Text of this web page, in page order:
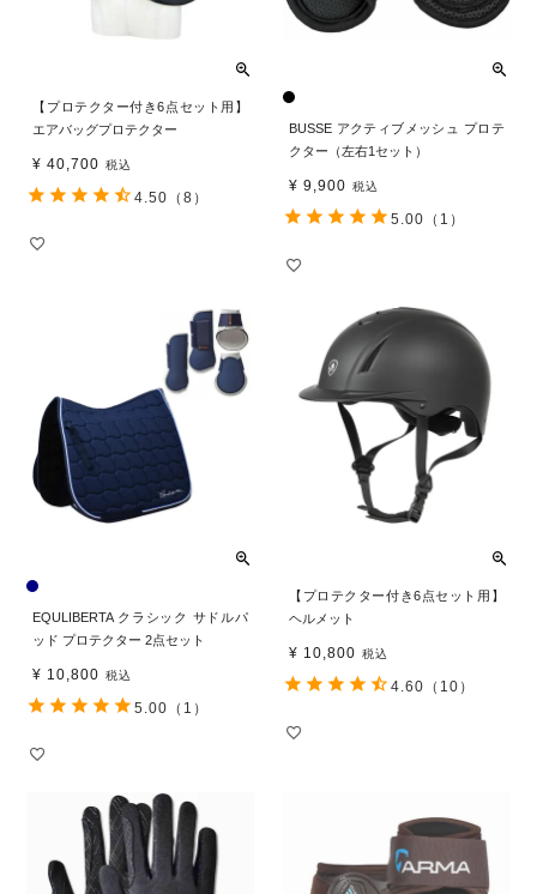
【プロテクター付き6点セット用】
エアバッグプロテクター
¥ 40,700 税込
4.50 （8）
BUSSE アクティブメッシュ プロテ
クター（左右1セット）
¥ 9,900 税込
5.00 （1）
EQULIBERTA クラシック サドルパ
ッド プロテクター 2点セット
¥ 10,800 税込
5.00 （1）
【プロテクター付き6点セット用】
ヘルメット
¥ 10,800 税込
4.60 （10）